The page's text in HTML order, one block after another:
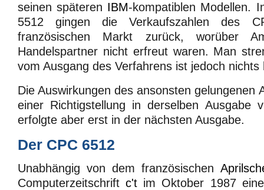
seinen späteren IBM-kompatiblen Modellen.
5512 gingen die Verkaufszahlen des
französischen Markt zurück, worüber
Handelspartner nicht erfreut waren. Man
vom Ausgang des Verfahrens ist jedoch nichts
Die Auswirkungen des ansonsten gelungenen
einer Richtigstellung in derselben Ausgabe
erfolgte aber erst in der nächsten Ausgabe.
Der CPC 6512
Unabhängig von dem französischen
Computerzeitschriftc't im Oktober 1987